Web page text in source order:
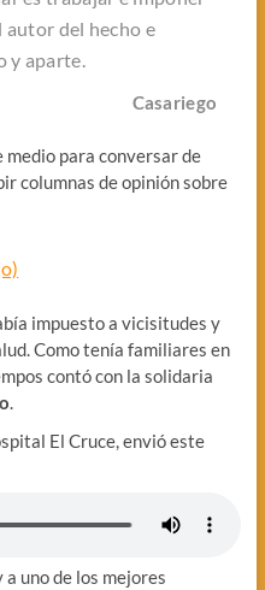
autor del hecho e
y aparte.
Casariego
medio para conversar de
columnas de opinión sobre
impuesto a vicisitudes y
Como tenía familiares en
contó con la solidaria
.
El Cruce, envió este
uno de los mejores